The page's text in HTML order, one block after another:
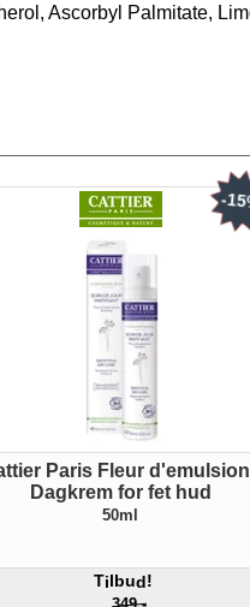
Ascorbyl Palmitate,
Paris Fleur
Dagkrem for fet hud
50ml
Tilbud!
-